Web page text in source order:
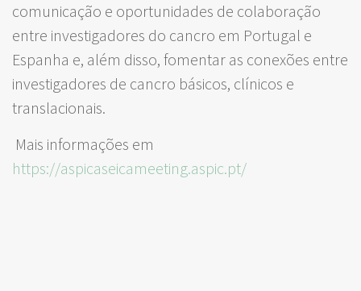
comunicação e oportunidades de colaboração
entre investigadores do cancro em Portugal e
Espanha e, além disso, fomentar as conexões entre
investigadores de cancro básicos, clínicos e
translacionais.
Mais informações em
https://aspicaseicameeting.aspic.pt/